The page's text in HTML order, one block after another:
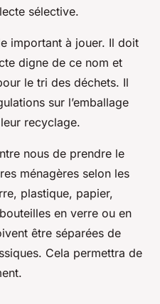
sélective.
important à jouer. Il doit
digne de ce nom et
le tri des déchets. Il
sur l’emballage
recyclage.
nous de prendre le
ménagères selon les
plastique, papier,
en verre ou en
être séparées de
Cela permettra de